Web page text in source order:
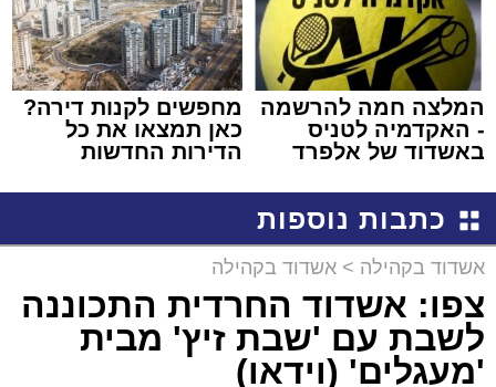
המלצה חמה להרשמה
- האקדמיה לטניס
באשדוד של אלפרד
מחפשים לקנות דירה?
כאן תמצאו את כל
הדירות החדשות
כתבות נוספות
אשדוד בקהילה > אשדוד בקהילה
צפו: אשדוד החרדית התכוננה
לשבת עם 'שבת זיץ' מבית
'מעגלים' (וידאו)